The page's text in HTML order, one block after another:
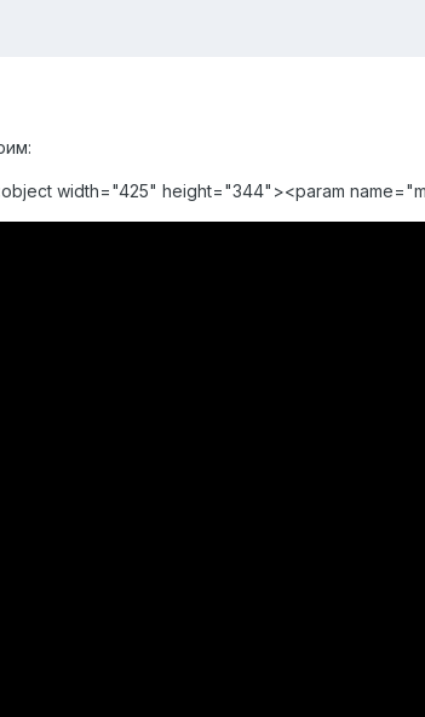
width="425" height="344"><param